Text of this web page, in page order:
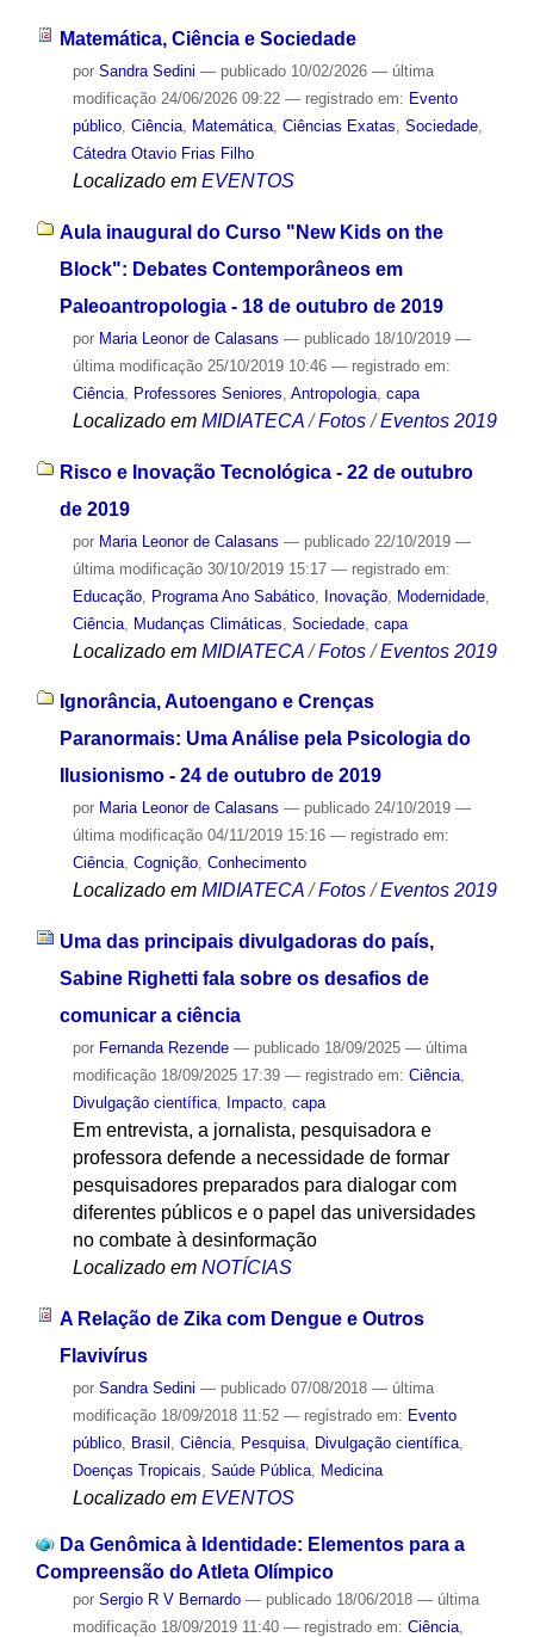
Matemática, Ciência e Sociedade
por Sandra Sedini — publicado10/02/2026 — última
modificação24/06/2026 09:22 — registrado em: Evento
público, Ciência, Matemática, Ciências Exatas, Sociedade,
Cátedra Otavio Frias Filho
Localizado em EVENTOS
Aula inaugural do Curso "New Kids on the
Block": Debates Contemporâneos em
Paleoantropologia - 18 de outubro de 2019
por Maria Leonor de Calasans — publicado18/10/2019 —
última modificação25/10/2019 10:46 — registrado em:
Ciência, Professores Seniores, Antropologia, capa
Localizado em MIDIATECA /Fotos /Eventos 2019
Risco e Inovação Tecnológica - 22 de outubro
de 2019
por Maria Leonor de Calasans — publicado22/10/2019 —
última modificação30/10/2019 15:17 — registrado em:
Educação, Programa Ano Sabático, Inovação, Modernidade,
Ciência, Mudanças Climáticas Sociedade, capa
Localizado em MIDIATECA /Fotos /Eventos 2019
Ignorância, Autoengano e Crenças
Paranormais: Uma Análise pela Psicologia do
Ilusionismo - 24 de outubro de 2019
por Maria Leonor de Calasans — publicado24/10/2019 —
última modificação04/11/2019 15:16 — registrado em:
Ciência, Cognição, Conhecimento
Localizado em MIDIATECA /Fotos /Eventos 2019
Uma das principais divulgadoras do país,
Sabine Righetti fala sobre os desafios de
comunicar a ciência
por Fernanda Rezende — publicado18/09/2025 — última
modificação18/09/2025 17:39 — registrado em: Ciência,
Divulgação científica, Impacto, capa
Em entrevista, a jornalista, pesquisadora e
professora defende a necessidade de formar
pesquisadores preparados para dialogar com
diferentes públicos e o papel das universidades
no combate à desinformação
Localizado em NOTÍCIAS
A Relação de Zika com Dengue e Outros
Flavivírus
por Sandra Sedini — publicado07/08/2018 — última
modificação18/09/2018 11:52 — registrado em: Evento
público, Brasil Ciência, Pesquisa, Divulgação científica,
Doenças Tropicais Saúde Pública, Medicina
Localizado em EVENTOS
Da Genômica à Identidade: Elementos para a
Compreensão do Atleta Olímpico
por Sergio R V Bernardo — publicado18/06/2018 — última
modificação18/09/2019 11:40 — registrado em: Ciência,